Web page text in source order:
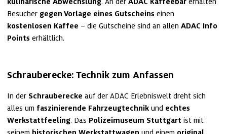
Besucher gegen Vorlage eines Gutscheins
kostenlosen Kaffee – die Gutscheine sind an allen ADAC Info
Points erhältlich.
Schrauberecke: Technik zum Anfassen
In der Schrauberecke auf der ADAC Erlebniswelt dreht sich
alles um faszinierende Fahrzeugtechnik und echtes
Werkstattfeeling. Das Polizeimuseum Stuttgart ist mit